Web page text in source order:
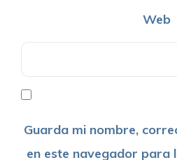
Web
Guarda mi nombre,
en este navegador para